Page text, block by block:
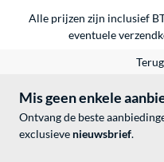
Alle prijzen zijn inclusief
eventuele
Mis geen enkele
Ontvang de beste
exclusieve nieuwsbrief.